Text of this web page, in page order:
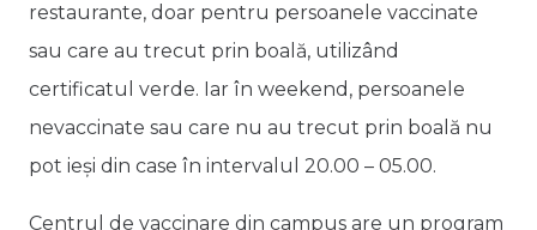
restaurante, doar pentru persoanele vaccinate
sau care au trecut prin boală, utilizând
certificatul verde. Iar în weekend, persoanele
nevaccinate sau care nu au trecut prin boală nu
pot ieși din case în intervalul 20.00 – 05.00.
Centrul de vaccinare din campus are un program